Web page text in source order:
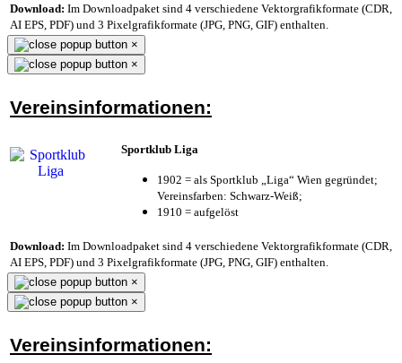
Download: Im Downloadpaket sind 4 verschiedene Vektorgrafikformate (CDR,
AI EPS, PDF) und 3 Pixelgrafikformate (JPG, PNG, GIF) enthalten.
×
×
Vereinsinformationen:
Sportklub Liga
1902 = als Sportklub „Liga“ Wien gegründet;
Vereinsfarben: Schwarz-Weiß;
1910 = aufgelöst
Download: Im Downloadpaket sind 4 verschiedene Vektorgrafikformate (CDR,
AI EPS, PDF) und 3 Pixelgrafikformate (JPG, PNG, GIF) enthalten.
×
×
Vereinsinformationen: